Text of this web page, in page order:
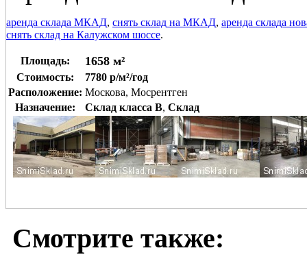
аренда склада МКАД, снять склад на МКАД, аренда склада
снять склад на Калужском шоссе.
Площадь: 1658 м²
Стоимость:
7780 р/м²/год
Расположение: Москова, Мосрентген
Назначение:
Склад класса B, Склад
Смотрите также: